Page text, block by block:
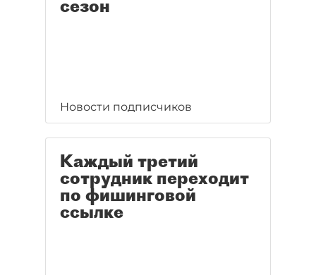
сезон
Новости подписчиков
Каждый третий
сотрудник переходит
по фишинговой
ссылке